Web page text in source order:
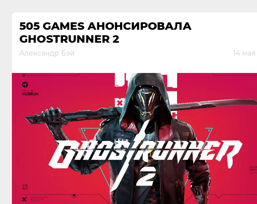
505 GAMES АНОНСИРОВАЛА
GHOSTRUNNER 2
Александр Бэй 14 мая